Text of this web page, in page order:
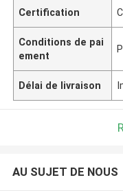
Certification
Conditions de pai
ement
Délai de livraison
AU SUJET DE NOUS